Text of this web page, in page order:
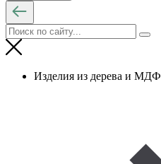
Изделия из дерева и МДФ